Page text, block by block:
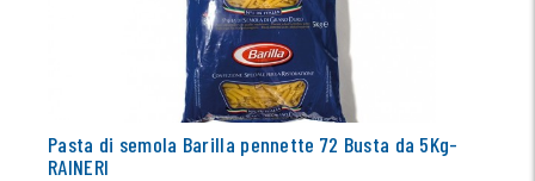
Pasta di semola Barilla pennette 72 Busta da 5Kg-
RAINERI